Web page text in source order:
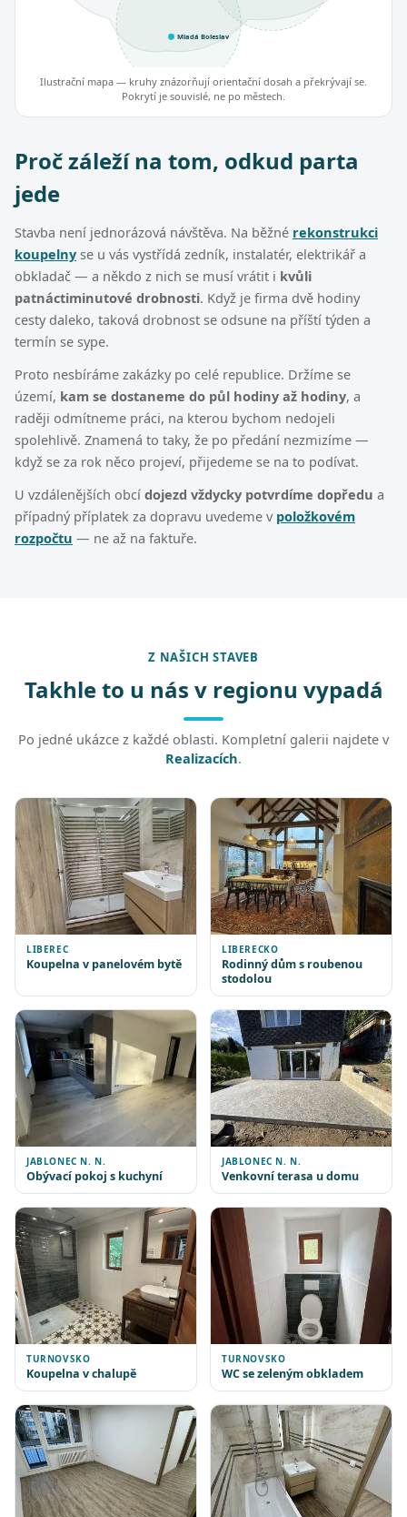
Mladá Boleslav
Ilustrační mapa — kruhy znázorňují orientační dosah a překrývají se.
Pokrytí je souvislé, ne po městech.
Proč záleží na tom, odkud parta
jede
Stavba není jednorázová návštěva. Na běžné rekonstrukci
koupelny se u vás vystřídá zedník, instalatér, elektrikář a
obkladač — a někdo z nich se musí vrátit i kvůli
patnáctiminutové drobnosti. Když je firma dvě hodiny
cesty daleko, taková drobnost se odsune na příští týden a
termín se sype.
Proto nesbíráme zakázky po celé republice. Držíme se
území, kam se dostaneme do půl hodiny až hodiny, a
raději odmítneme práci, na kterou bychom nedojeli
spolehlivě. Znamená to taky, že po předání nezmizíme —
když se za rok něco projeví, přijedeme se na to podívat.
U vzdálenějších obcí dojezd vždycky potvrdíme dopředu a
případný příplatek za dopravu uvedeme v položkovém
rozpočtu — ne až na faktuře.
Z NAŠICH STAVEB
Takhle to u nás v regionu vypadá
Po jedné ukázce z každé oblasti. Kompletní galerii najdete v
Realizacích.
LIBEREC
Koupelna v panelovém bytě
LIBERECKO
Rodinný dům s roubenou
stodolou
JABLONEC N. N.
Obývací pokoj s kuchyní
JABLONEC N. N.
Venkovní terasa u domu
TURNOVSKO
Koupelna v chalupě
TURNOVSKO
WC se zeleným obkladem